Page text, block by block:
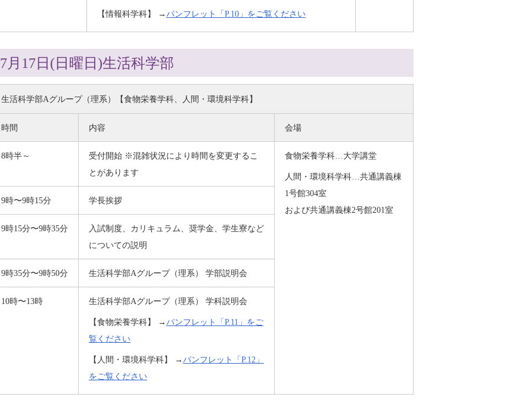
【情報科学科】 →パンフレット「P.10」をご覧ください
7月17日(日曜日)生活科学部
生活科学部Aグループ（理系）【食物栄養学科、人間・環境科学科】
時間 内容 会場
8時半～
受付開始 ※混雑状況により時間を変更するこ
とがあります
食物栄養学科…大学講堂
人間・環境科学科…共通講義棟
1号館304室
および共通講義棟2号館201室
9時〜9時15分 学長挨拶
9時15分〜9時35分
入試制度、カリキュラム、奨学金、学生寮など
についての説明
9時35分〜9時50分 生活科学部Aグループ（理系） 学部説明会
10時〜13時 生活科学部Aグループ（理系） 学科説明会
【食物栄養学科】 →パンフレット「P.11」をご
覧ください
【人間・環境科学科】 →パンフレット「P.12」
をご覧ください